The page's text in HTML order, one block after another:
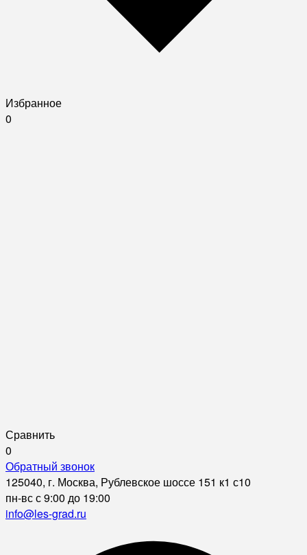
Избранное
0
Сравнить
0
Обратный звонок
125040, г. Москва, Рублевское шоссе 151 к1 с10
пн-вс с 9:00 до 19:00
info@les-grad.ru